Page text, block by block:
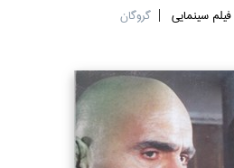
فيلم سينمايي گروگان